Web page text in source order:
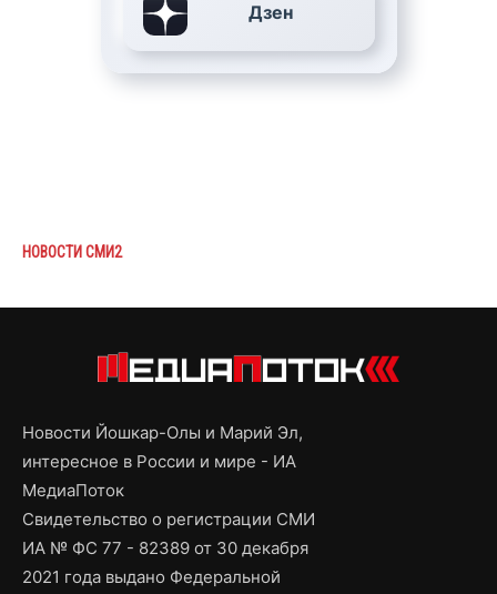
Дзен
НОВОСТИ СМИ2
Новости Йошкар-Олы и Марий Эл,
интересное в России и мире - ИА
МедиаПоток
Свидетельство о регистрации СМИ
ИА № ФС 77 - 82389 от 30 декабря
2021 года выдано Федеральной